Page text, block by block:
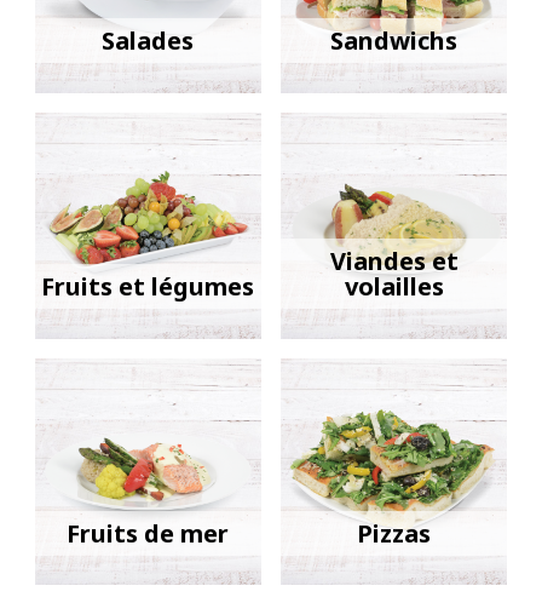
Salades Sandwichs
Fruits et légumes
Viandes et
volailles
Fruits de mer Pizzas